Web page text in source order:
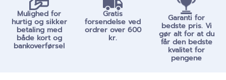
Mulighed for
hurtig og sikker
betaling med
både kort og
bankoverførsel
Gratis
forsendelse ved
ordrer over 600
kr.
Garanti for
bedste pris. Vi
gør alt for at du
får den bedste
kvalitet for
pengene